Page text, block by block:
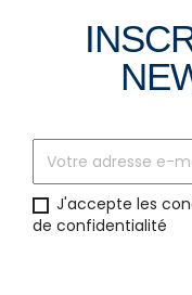
J'accepte les
de confidentialité